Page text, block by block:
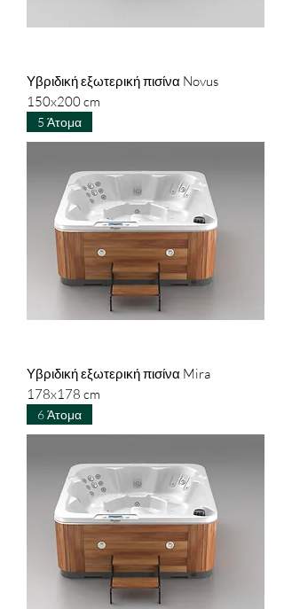
Υβριδική εξωτερική πισίνα Novus
150x200 cm
5 Άτομα
Υβριδική εξωτερική πισίνα Mira
178x178 cm
6 Άτομα